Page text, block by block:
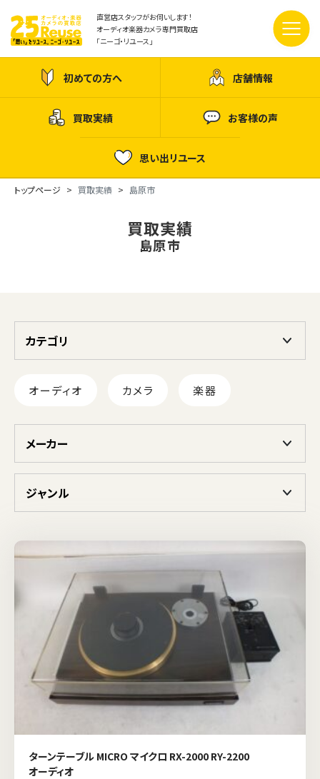
直営店スタッフがお伺いします！
オーディオ楽器カメラ専門買取店
「ニーゴ・リユース」
初めての方へ 店舗情報
買取実績 お客様の声
思い出リユース
トップページ 買取実績 島原市
買取実績
島原市
カテゴリ
オーディオ カメラ 楽器
メーカー
ジャンル
ターンテーブル MICRO マイクロ RX-2000 RY-2200
オーディオ